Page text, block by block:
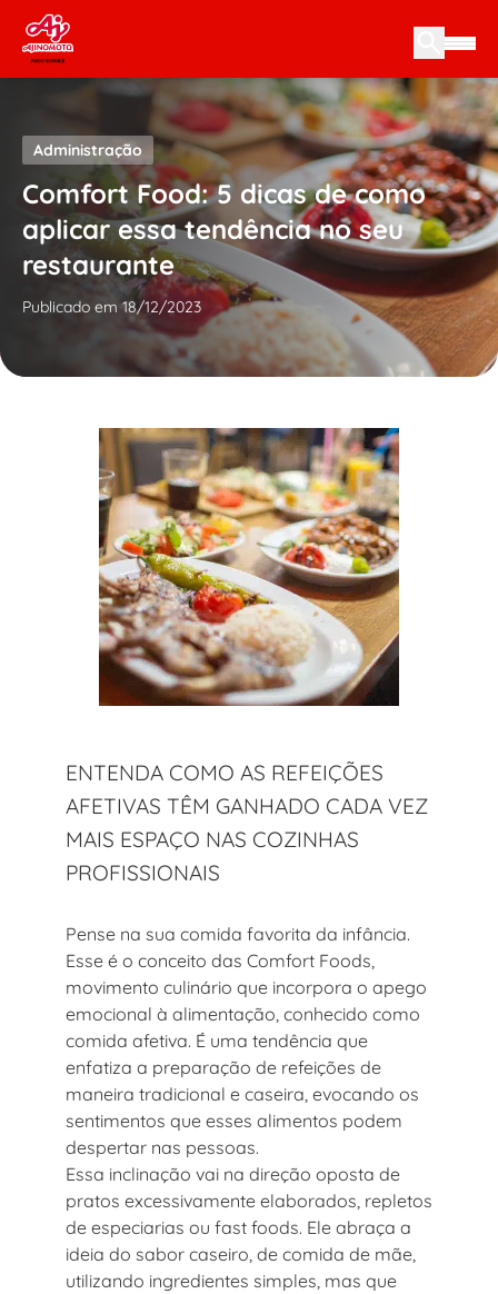
Skip to content
Administração
Comfort Food: 5 dicas de como
aplicar essa tendência no seu
restaurante
Publicado em 18/12/2023
ENTENDA COMO AS REFEIÇÕES
AFETIVAS TÊM GANHADO CADA VEZ
MAIS ESPAÇO NAS COZINHAS
PROFISSIONAIS
Pense na sua comida favorita da infância.
Esse é o conceito das Comfort Foods,
movimento culinário que incorpora o apego
emocional à alimentação, conhecido como
comida afetiva. É uma tendência que
enfatiza a preparação de refeições de
maneira tradicional e caseira, evocando os
sentimentos que esses alimentos podem
despertar nas pessoas.
Essa inclinação vai na direção oposta de
pratos excessivamente elaborados, repletos
de especiarias ou fast foods. Ele abraça a
ideia do sabor caseiro, de comida de mãe,
utilizando ingredientes simples, mas que